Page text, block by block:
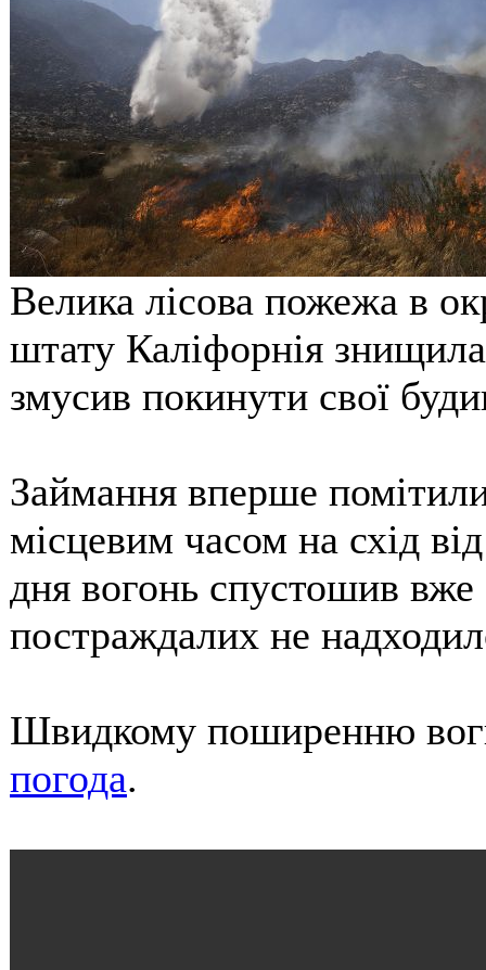
Велика лісова пожежа в
штату Каліфорнія
змусив покинути свої
Займання вперше
місцевим часом на схід
дня вогонь спустошив вже
постраждалих не
Швидкому поширенню
погода.